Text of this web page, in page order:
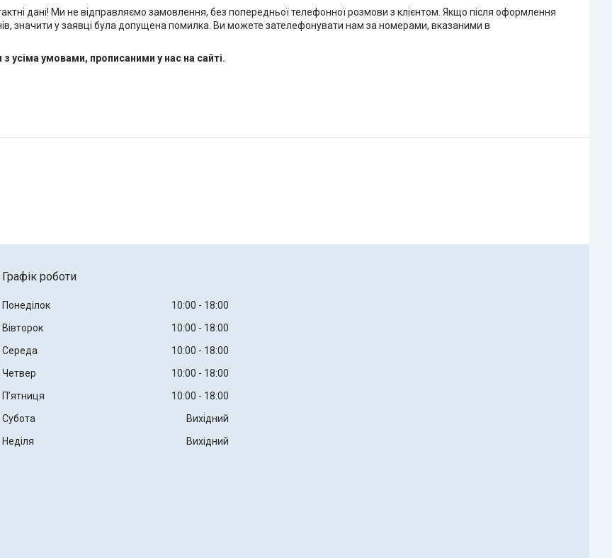
дані! Ми не відправляємо замовлення, без попередньої телефонної розмови з клієнтом. Якщо після оформлення
значити у заявці була допущена помилка. Ви можете зателефонувати нам за номерами, вказаними в
умовами, прописаними у нас на сайті.
Графік роботи
Понеділок 10:00
18:00
Вівторок
10:00
18:00
Середа
10:00
18:00
Четвер
10:00
18:00
Пʼятниця
10:00
18:00
Субота
Вихідний
Неділя
Вихідний